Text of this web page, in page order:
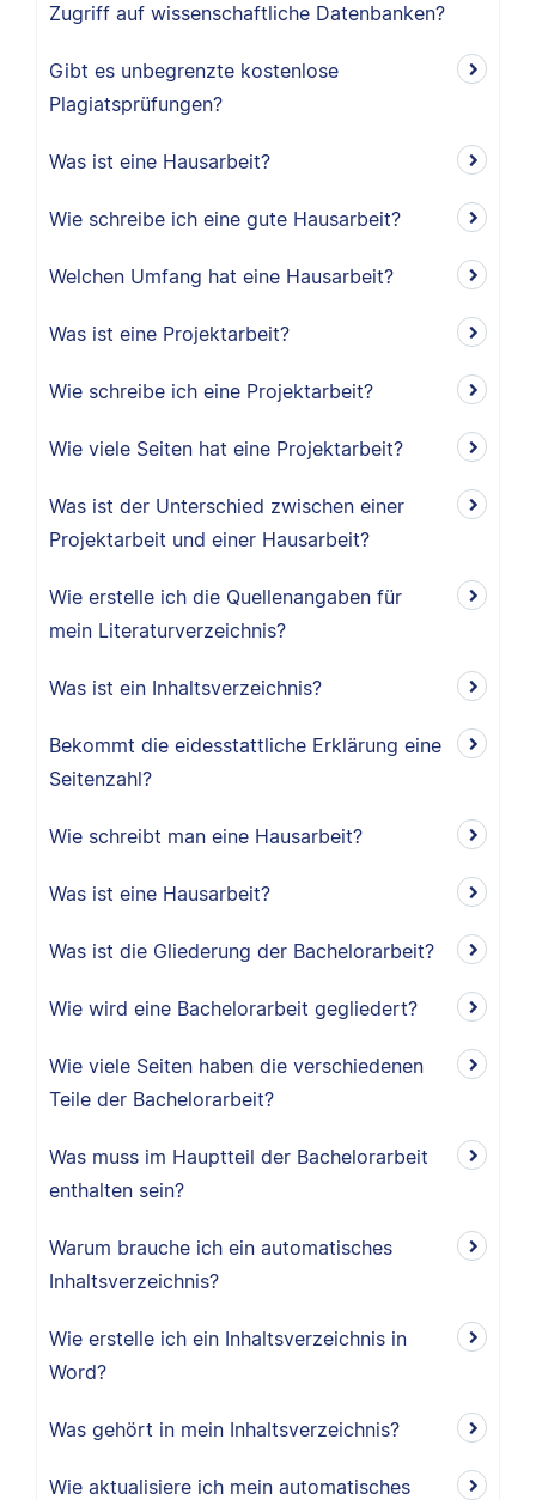
Zugriff auf wissenschaftliche Datenbanken?
Gibt es unbegrenzte kostenlose
Plagiatsprüfungen?
Was ist eine Hausarbeit?
Wie schreibe ich eine gute Hausarbeit?
Welchen Umfang hat eine Hausarbeit?
Was ist eine Projektarbeit?
Wie schreibe ich eine Projektarbeit?
Wie viele Seiten hat eine Projektarbeit?
Was ist der Unterschied zwischen einer
Projektarbeit und einer Hausarbeit?
Wie erstelle ich die Quellenangaben für
mein Literaturverzeichnis?
Was ist ein Inhaltsverzeichnis?
Bekommt die eidesstattliche Erklärung eine
Seitenzahl?
Wie schreibt man eine Hausarbeit?
Was ist eine Hausarbeit?
Was ist die Gliederung der Bachelorarbeit?
Wie wird eine Bachelorarbeit gegliedert?
Wie viele Seiten haben die verschiedenen
Teile der Bachelorarbeit?
Was muss im Hauptteil der Bachelorarbeit
enthalten sein?
Warum brauche ich ein automatisches
Inhaltsverzeichnis?
Wie erstelle ich ein Inhaltsverzeichnis in
Word?
Was gehört in mein Inhaltsverzeichnis?
Wie aktualisiere ich mein automatisches